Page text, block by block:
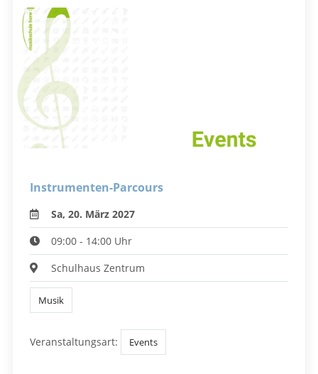
Instrumenten-Parcours
Sa, 20. März 2027
09:00 - 14:00 Uhr
Schulhaus Zentrum
Musik
Veranstaltungsart: Events